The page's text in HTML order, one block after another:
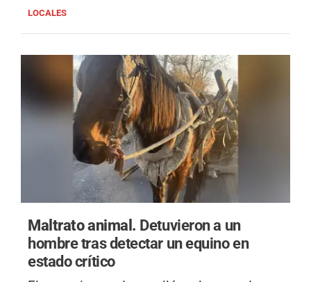
LOCALES
Maltrato animal. Detuvieron a un
hombre tras detectar un equino en
estado crítico